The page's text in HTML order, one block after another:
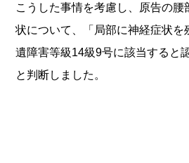
こうした事情を考慮し、原告の腰
状について、「局部に神経症状を
遺障害等級14級9号に該当すると
と判断しました。